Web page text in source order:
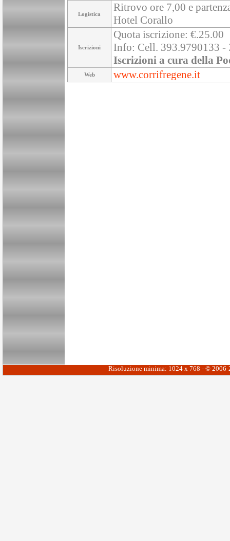
Logistica
Ritrovo ore 7,00 e
Hotel Corallo
Iscrizioni
Quota iscrizione: €.25.00
Info: Cell. 393.9790133 -
Iscrizioni a cura della
Web www.corrifregene.it
Risoluzione minima: 1024 x 768 - ©